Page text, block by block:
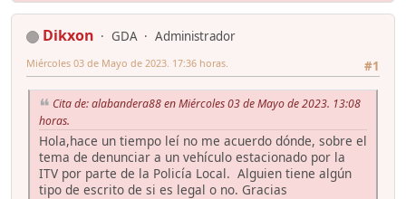
Dikxon GDA
Administrador
#1
Miércoles 03 de Mayo de 2023. 17:36 horas.
Cita de: alabandera88 en Miércoles 03 de Mayo de 2023. 13:08
horas.
Hola,hace un tiempo leí no me acuerdo dónde, sobre el
tema de denunciar a un vehículo estacionado por la
ITV por parte de la Policía Local. Alguien tiene algún
tipo de escrito de si es legal o no. Gracias